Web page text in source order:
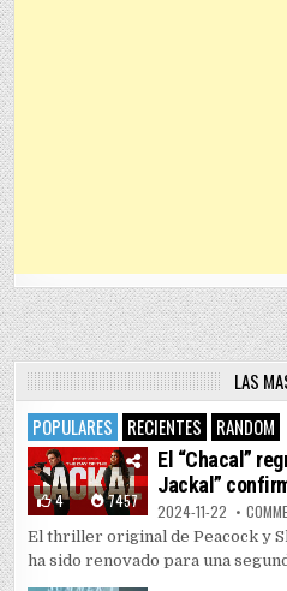
LAS
POPULARES
RECIENTES RANDOM
4 7457
El “Chacal”
Jackal”
2024-11-22
El thriller original de Peacock y
ha sido renovado para una